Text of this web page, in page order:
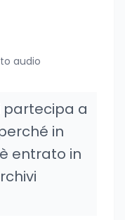
audio
partecipa a
in
entrato in